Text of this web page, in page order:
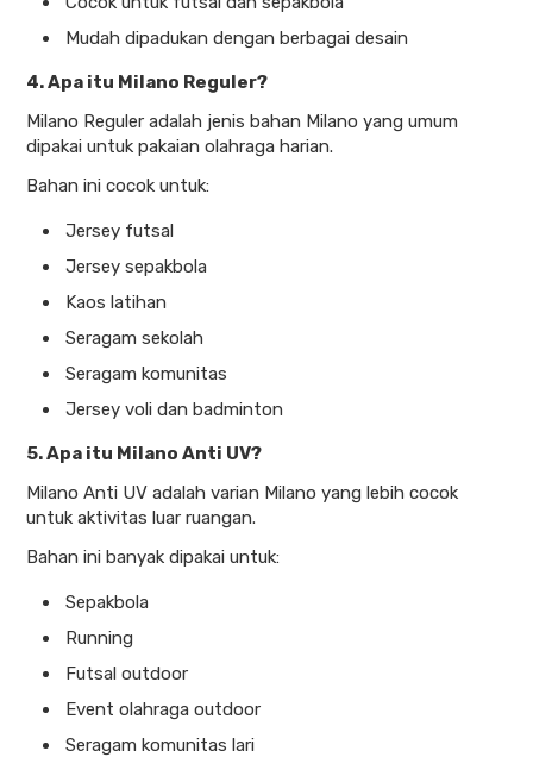
Mudah dipadukan dengan berbagai desain
4. Apa itu Milano Reguler?
Milano Reguler adalah jenis bahan Milano yang umum
dipakai untuk pakaian olahraga harian.
Bahan ini cocok untuk:
Jersey futsal
Jersey sepakbola
Kaos latihan
Seragam sekolah
Seragam komunitas
Jersey voli dan badminton
5. Apa itu Milano Anti UV?
Milano Anti UV adalah varian Milano yang lebih cocok
untuk aktivitas luar ruangan.
Bahan ini banyak dipakai untuk:
Sepakbola
Running
Futsal outdoor
Event olahraga outdoor
Seragam komunitas lari